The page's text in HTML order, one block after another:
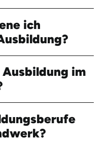
ich
im